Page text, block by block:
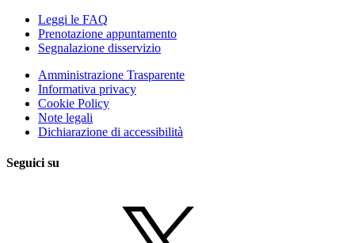
Leggi le FAQ
Prenotazione appuntamento
Segnalazione disservizio
Amministrazione Trasparente
Informativa privacy
Cookie Policy
Note legali
Dichiarazione di accessibilità
Seguici su